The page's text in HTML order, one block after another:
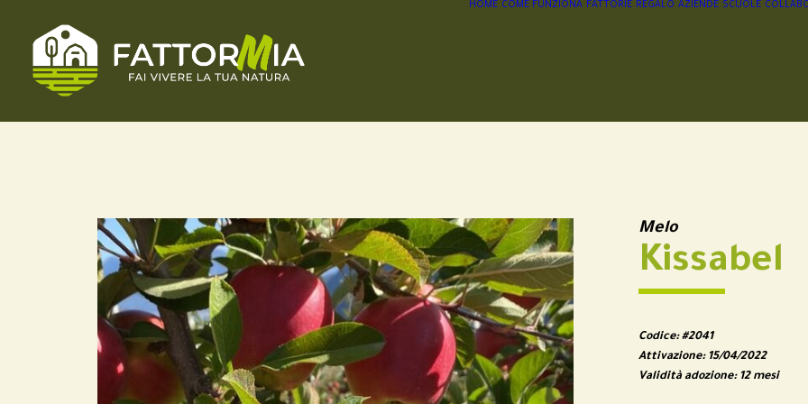
HOME COME FUNZIONA FATTORIE REGALO AZIENDE SCUOLE
Melo
Kissabel
Codice:#2041
Attivazione:15/04/2022
Validità adozione:12 mesi